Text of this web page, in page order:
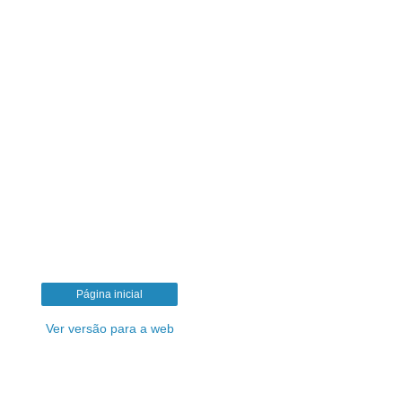
Página inicial
Ver versão para a web